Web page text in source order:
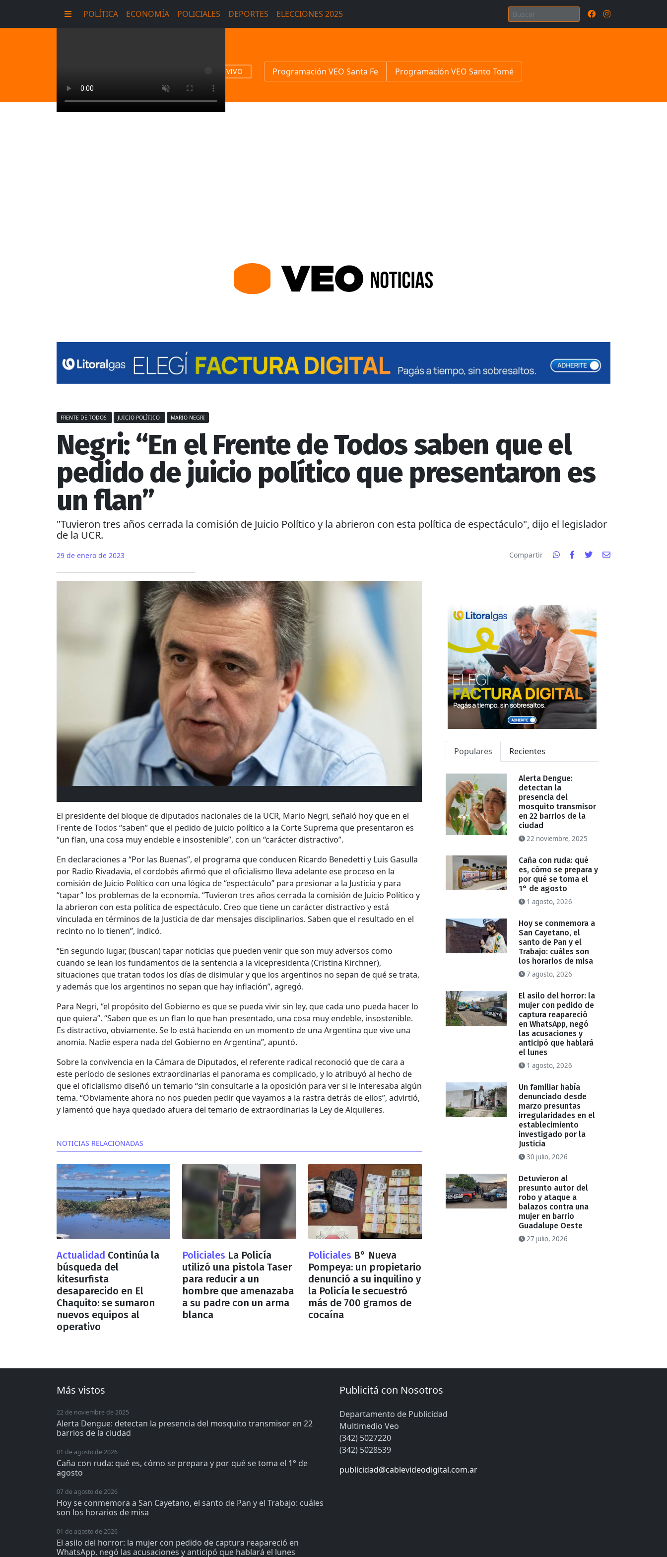
POLÍTICA ECONOMÍA POLICIALES DEPORTES ELECCIONES 2025
EN VIVO Programación VEO Santa Fe Programación VEO Santo Tomé
FRENTE DE TODOS JUICIO POLÍTICO MARIO NEGRI
Negri: “En el Frente de Todos saben que el
pedido de juicio político que presentaron es
un flan”
"Tuvieron tres años cerrada la comisión de Juicio Político y la abrieron con esta política de espectáculo", dijo el legislador
de la UCR.
29 de enero de 2023 Compartir
El presidente del bloque de diputados nacionales de la UCR, Mario Negri, señaló hoy que en el
Frente de Todos “saben” que el pedido de juicio político a la Corte Suprema que presentaron es
“un flan, una cosa muy endeble e insostenible”, con un “carácter distractivo”.
En declaraciones a “Por las Buenas”, el programa que conducen Ricardo Benedetti y Luis Gasulla
por Radio Rivadavia, el cordobés afirmó que el oficialismo lleva adelante ese proceso en la
comisión de Juicio Político con una lógica de “espectáculo” para presionar a la Justicia y para
“tapar” los problemas de la economía. “Tuvieron tres años cerrada la comisión de Juicio Político y
la abrieron con esta política de espectáculo. Creo que tiene un carácter distractivo y está
vinculada en términos de la Justicia de dar mensajes disciplinarios. Saben que el resultado en el
recinto no lo tienen”, indicó.
“En segundo lugar, (buscan) tapar noticias que pueden venir que son muy adversos como
cuando se lean los fundamentos de la sentencia a la vicepresidenta (Cristina Kirchner),
situaciones que tratan todos los días de disimular y que los argentinos no sepan de qué se trata,
y además que los argentinos no sepan que hay inflación”, agregó.
Para Negri, “el propósito del Gobierno es que se pueda vivir sin ley, que cada uno pueda hacer lo
que quiera”. “Saben que es un flan lo que han presentado, una cosa muy endeble, insostenible.
Es distractivo, obviamente. Se lo está haciendo en un momento de una Argentina que vive una
anomia. Nadie espera nada del Gobierno en Argentina”, apuntó.
Sobre la convivencia en la Cámara de Diputados, el referente radical reconoció que de cara a
este período de sesiones extraordinarias el panorama es complicado, y lo atribuyó al hecho de
que el oficialismo diseñó un temario “sin consultarle a la oposición para ver si le interesaba algún
tema. “Obviamente ahora no nos pueden pedir que vayamos a la rastra detrás de ellos”, advirtió,
y lamentó que haya quedado afuera del temario de extraordinarias la Ley de Alquileres.
NOTICIAS RELACIONADAS
Actualidad Continúa la
búsqueda del
kitesurfista
desaparecido en El
Chaquito: se sumaron
nuevos equipos al
operativo
Policiales La Policía
utilizó una pistola Taser
para reducir a un
hombre que amenazaba
a su padre con un arma
blanca
Policiales B° Nueva
Pompeya: un propietario
denunció a su inquilino y
la Policía le secuestró
más de 700 gramos de
cocaína
Populares Recientes
Alerta Dengue:
detectan la
presencia del
mosquito transmisor
en 22 barrios de la
ciudad
22 noviembre, 2025
Caña con ruda: qué
es, cómo se prepara y
por qué se toma el
1° de agosto
1 agosto, 2026
Hoy se conmemora a
San Cayetano, el
santo de Pan y el
Trabajo: cuáles son
los horarios de misa
7 agosto, 2026
El asilo del horror: la
mujer con pedido de
captura reapareció
en WhatsApp, negó
las acusaciones y
anticipó que hablará
el lunes
1 agosto, 2026
Un familiar había
denunciado desde
marzo presuntas
irregularidades en el
establecimiento
investigado por la
Justicia
30 julio, 2026
Detuvieron al
presunto autor del
robo y ataque a
balazos contra una
mujer en barrio
Guadalupe Oeste
27 julio, 2026
Más vistos
22 de noviembre de 2025
Alerta Dengue: detectan la presencia del mosquito transmisor en 22
barrios de la ciudad
01 de agosto de 2026
Caña con ruda: qué es, cómo se prepara y por qué se toma el 1° de
agosto
07 de agosto de 2026
Hoy se conmemora a San Cayetano, el santo de Pan y el Trabajo: cuáles
son los horarios de misa
01 de agosto de 2026
El asilo del horror: la mujer con pedido de captura reapareció en
WhatsApp, negó las acusaciones y anticipó que hablará el lunes
Publicitá con Nosotros
Departamento de Publicidad
Multimedio Veo
(342) 5027220
(342) 5028539
publicidad@cablevideodigital.com.ar